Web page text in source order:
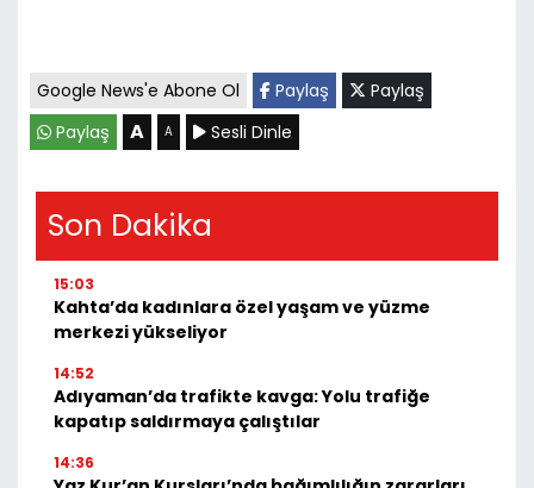
Google News'e Abone Ol Paylaş
Paylaş
Paylaş
A A Sesli Dinle
Son Dakika
15:03
Kahta’da kadınlara özel yaşam ve yüzme
merkezi yükseliyor
14:52
Adıyaman’da trafikte kavga: Yolu trafiğe
kapatıp saldırmaya çalıştılar
14:36